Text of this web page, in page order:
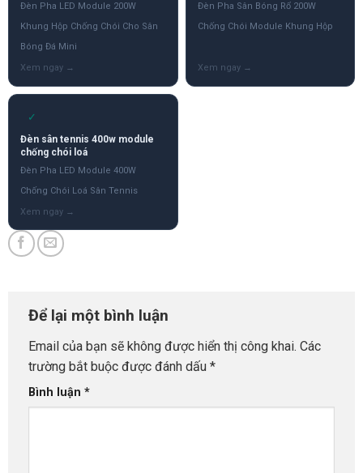
Đèn Pha LED Module 200W
Khung Hộp Chống Chói Cho Sân
Bóng Đá Mini
Đèn Pha Sân Bóng Rổ 200W
Chống Chói Module Khung Hộp
✓
Đèn sân tennis 400w module
chống chói loá
Đèn Pha LED Module 400W
Chống Chói Loá Sân Tennis
Để lại một bình luận
Email của bạn sẽ không được hiển thị công khai. Các
trường bắt buộc được đánh dấu *
Bình luận *